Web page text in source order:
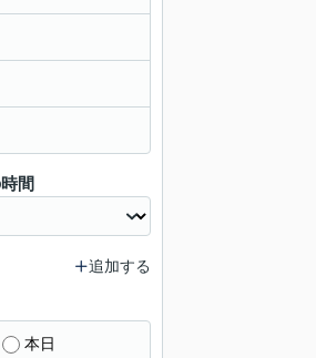
間
追加する
本日